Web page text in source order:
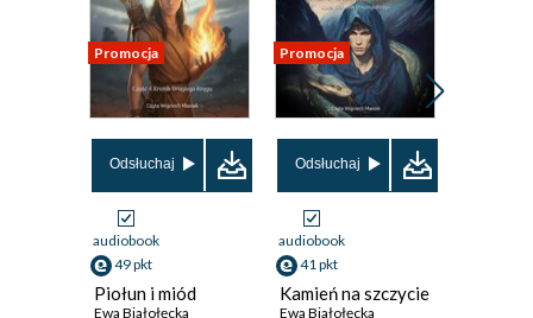
Promocja
Odsłuchaj
audiobook
49 pkt
Piołun i miód
Ewa Białołęcka
Promocja
Odsłuchaj
audiobook
41 pkt
Kamień na szczycie
Ewa Białołęcka